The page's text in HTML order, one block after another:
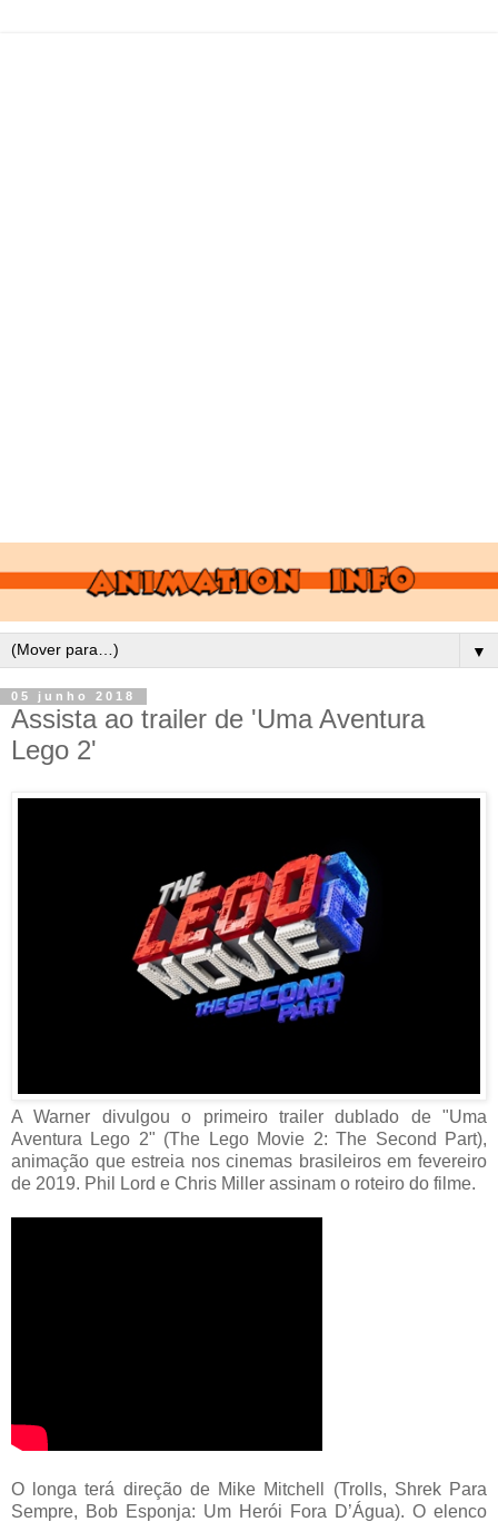
▼
05 junho 2018
Assista ao trailer de 'Uma Aventura
Lego 2'
A Warner divulgou o primeiro trailer dublado de "Uma
Aventura Lego 2" (The Lego Movie 2: The Second Part),
animação que estreia nos cinemas brasileiros em fevereiro
de 2019. Phil Lord e Chris Miller assinam o roteiro do filme.
O longa terá direção de Mike Mitchell (Trolls, Shrek Para
Sempre, Bob Esponja: Um Herói Fora D’Água). O elenco